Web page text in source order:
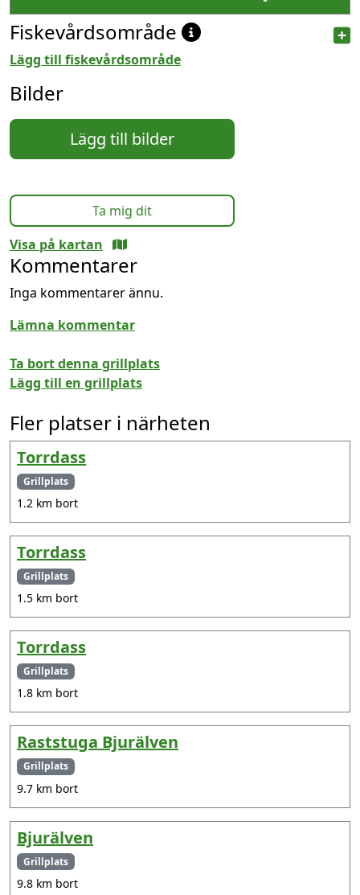
Fiskevårdsområde
Lägg till fiskevårdsområde
Bilder
Lägg till bilder
Ta mig dit
Visa på kartan
Kommentarer
Inga kommentarer ännu.
Lämna kommentar
Ta bort denna grillplats
Lägg till en grillplats
Fler platser i närheten
Torrdass
Grillplats
1.2 km bort
Torrdass
Grillplats
1.5 km bort
Torrdass
Grillplats
1.8 km bort
Raststuga Bjurälven
Grillplats
9.7 km bort
Bjurälven
Grillplats
9.8 km bort